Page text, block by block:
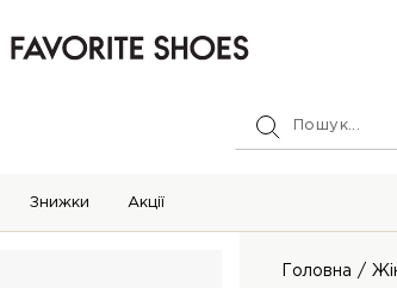
Знижки Акції
Головна